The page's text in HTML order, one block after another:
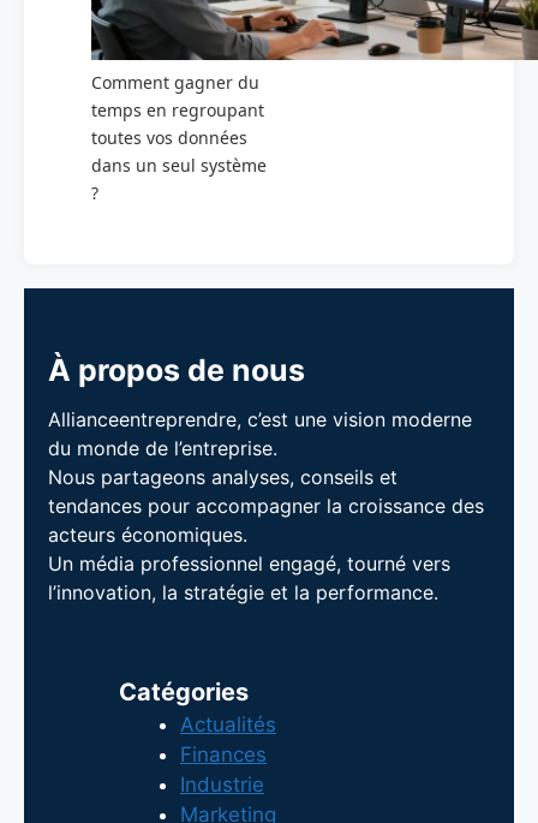
Comment gagner du
temps en regroupant
toutes vos données
dans un seul système
?
À propos de nous
Allianceentreprendre, c’est une vision moderne
du monde de l’entreprise.
Nous partageons analyses, conseils et
tendances pour accompagner la croissance des
acteurs économiques.
Un média professionnel engagé, tourné vers
l’innovation, la stratégie et la performance.
Catégories
Actualités
Finances
Industrie
Marketing